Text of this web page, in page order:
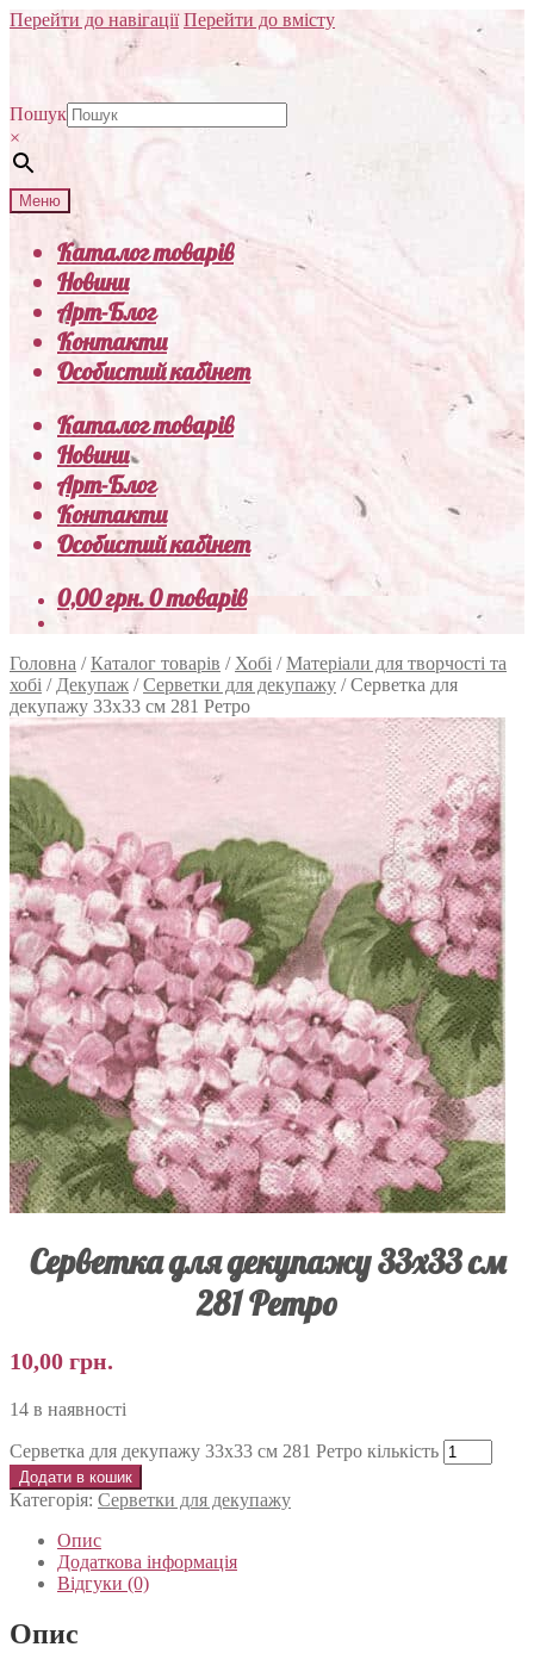
Перейти до навігації Перейти до вмісту
Пошук
×
Меню
Каталог товарів
Новини
Арт-Блог
Контакти
Особистий кабінет
Каталог товарів
Новини
Арт-Блог
Контакти
Особистий кабінет
0,00грн.0 товарів
Головна /Каталог товарів / Хобі /Матеріали для творчості та
хобі / Декупаж /Серветки для декупажу /Серветка для
декупажу 33х33 см 281 Ретро
Серветка для декупажу 33х33 см
281 Ретро
10,00 грн.
14 в наявності
Серветка для декупажу 33х33 см 281 Ретро кількість
Додати в кошик
Категорія: Серветки для декупажу
Опис
Додаткова інформація
Відгуки (0)
Опис